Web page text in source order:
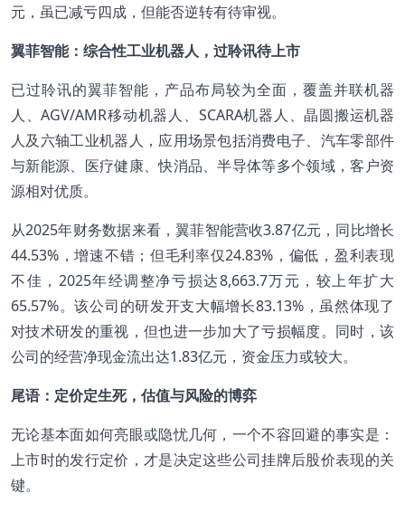
元，虽已减亏四成，但能否逆转有待审视。
翼菲智能：综合性工业机器人，过聆讯待上市
已过聆讯的翼菲智能，产品布局较为全面，覆盖并联机器
人、AGV/AMR移动机器人、SCARA机器人、晶圆搬运机器
人及六轴工业机器人，应用场景包括消费电子、汽车零部件
与新能源、医疗健康、快消品、半导体等多个领域，客户资
源相对优质。
从2025年财务数据来看，翼菲智能营收3.87亿元，同比增长
44.53%，增速不错；但毛利率仅24.83%，偏低，盈利表现
不佳，2025年经调整净亏损达8,663.7万元，较上年扩大
65.57%。该公司的研发开支大幅增长83.13%，虽然体现了
对技术研发的重视，但也进一步加大了亏损幅度。同时，该
公司的经营净现金流出达1.83亿元，资金压力或较大。
尾语：定价定生死，估值与风险的博弈
无论基本面如何亮眼或隐忧几何，一个不容回避的事实是：
上市时的发行定价，才是决定这些公司挂牌后股价表现的关
键。